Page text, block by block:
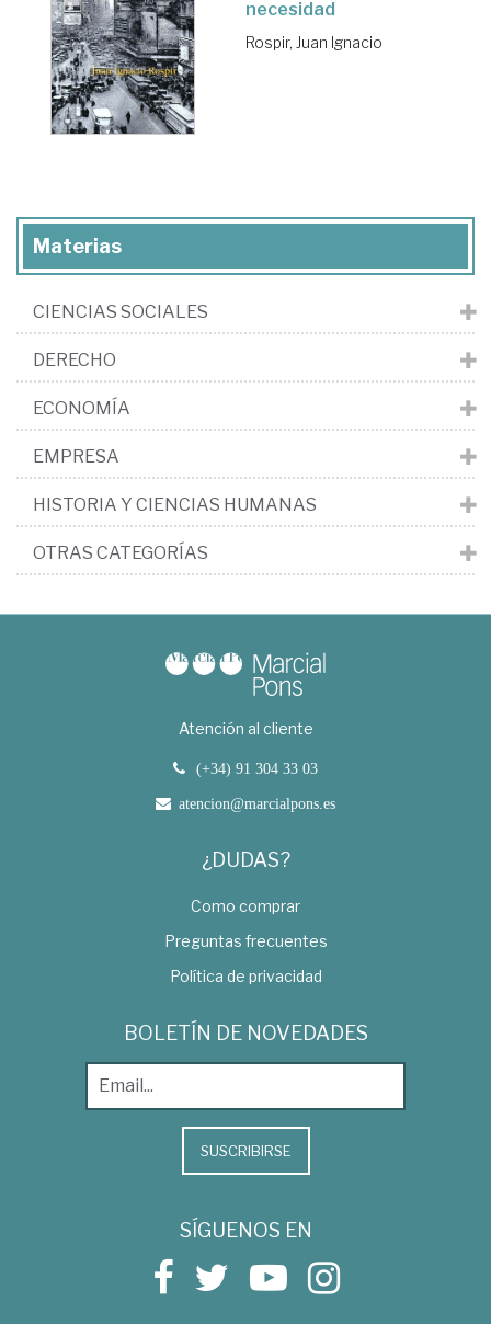
necesidad
Rospir, Juan Ignacio
Materias
CIENCIAS SOCIALES
DERECHO
ECONOMÍA
EMPRESA
HISTORIA Y CIENCIAS HUMANAS
OTRAS CATEGORÍAS
Atención al cliente
(+34) 91 304 33 03
atencion@marcialpons.es
¿DUDAS?
Como comprar
Preguntas frecuentes
Política de privacidad
BOLETÍN DE NOVEDADES
SUSCRIBIRSE
SÍGUENOS EN